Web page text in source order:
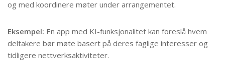
og med koordinere møter under arrangementet.
Eksempel: En app med KI-funksjonalitet kan foreslå hvem
deltakere bør møte basert på deres faglige interesser og
tidligere nettverksaktiviteter.